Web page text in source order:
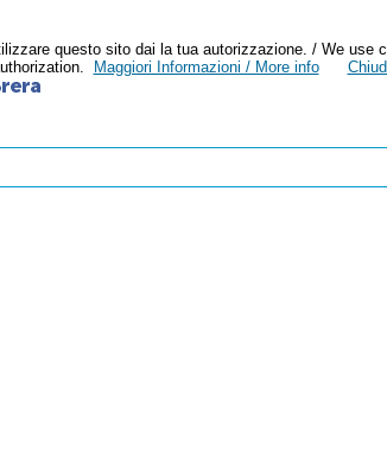
questo sito dai la tua autorizzazione. / We use
Maggiori Informazioni / More info